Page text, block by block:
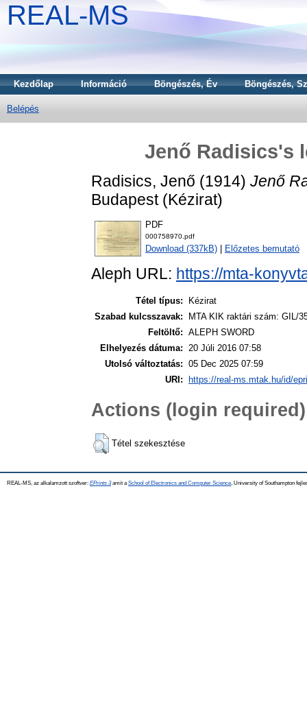
REAL-MS
Kezdőlap Információ Böngészés, Év Böngészés,
Belépés
Jenő Radisics's
Radisics, Jenő (1914) Jenő
Budapest (Kézirat)
PDF
000758970.pdf
Download (337kB) Előzetes bemutató
Aleph URL: https://mta-
Tétel típus:
Kézirat
Szabad kulcsszavak:
MTA KIK raktári szám: GIL/
Feltöltő: ALEPH SWORD
Elhelyezés dátuma: 20 Júli 2016 07:58
Utolsó változtatás: 05 Dec 2025 07:59
URI:
https://real-ms.mtak.hu/id/
Actions (login required)
Tétel szekesztése
REAL-MS, az alkalamzott szoftver: EPrints 3amit a School of Electronics and Computer Science , University of Southampton